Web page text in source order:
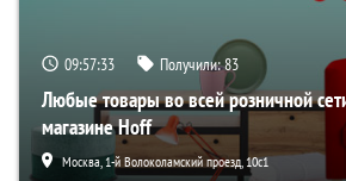
09:57:32 Получили:83
Любые товары во всей розничной
магазине Hoff
Москва, 1-й Волоколамский проезд, 10с1